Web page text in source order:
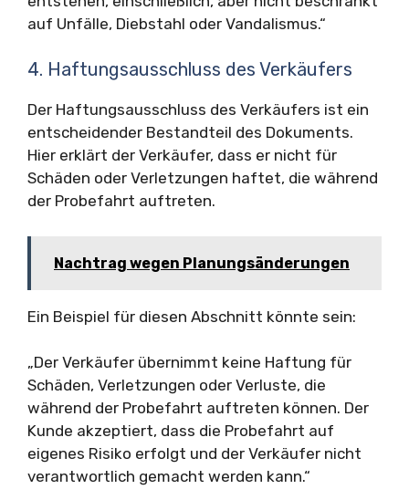
auf Unfälle, Diebstahl oder Vandalismus.“
4. Haftungsausschluss des Verkäufers
Der Haftungsausschluss des Verkäufers ist ein
entscheidender Bestandteil des Dokuments.
Hier erklärt der Verkäufer, dass er nicht für
Schäden oder Verletzungen haftet, die während
der Probefahrt auftreten.
Nachtrag wegen Planungsänderungen
Ein Beispiel für diesen Abschnitt könnte sein:
„Der Verkäufer übernimmt keine Haftung für
Schäden, Verletzungen oder Verluste, die
während der Probefahrt auftreten können. Der
Kunde akzeptiert, dass die Probefahrt auf
eigenes Risiko erfolgt und der Verkäufer nicht
verantwortlich gemacht werden kann.“